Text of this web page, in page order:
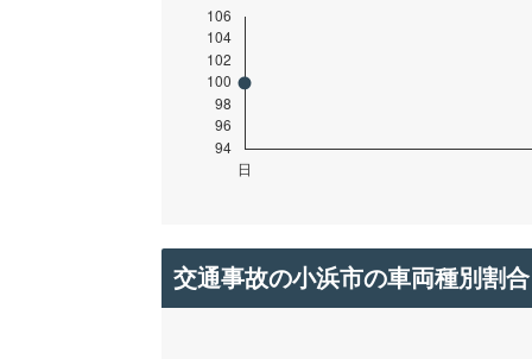
交通事故の小浜市の車両種別割合